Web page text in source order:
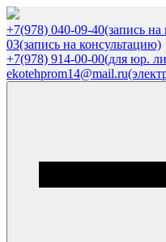
+7(978) 040-09-40(запись на
03(запись на консультацию)
+7(978) 914-00-00(для юр.
ekotehprom14@mail.ru